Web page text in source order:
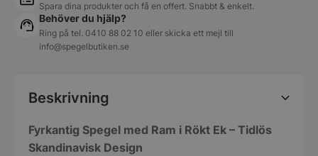
Spara dina produkter och få en offert. Snabbt & enkelt.
Behöver du hjälp?
Ring på tel. 0410 88 02 10 eller skicka ett mejl till
info@spegelbutiken.se
Beskrivning
Fyrkantig Spegel med Ram i Rökt Ek – Tidlös
Skandinavisk Design